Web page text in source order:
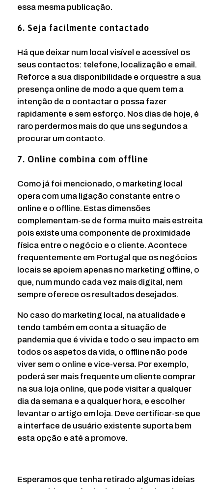
essa mesma publicação.
6. Seja facilmente contactado
Há que deixar num local visível e acessível os
seus contactos: telefone, localização e email.
Reforce a sua disponibilidade e orquestre a sua
presença online de modo a que quem tem a
intenção de o contactar o possa fazer
rapidamente e sem esforço. Nos dias de hoje, é
raro perdermos mais do que uns segundos a
procurar um contacto.
7. Online combina com offline
Como já foi mencionado, o marketing local
opera com uma ligação constante entre o
online e o offline. Estas dimensões
complementam-se de forma muito mais estreita
pois existe uma componente de proximidade
física entre o negócio e o cliente. Acontece
frequentemente em Portugal que os negócios
locais se apoiem apenas no marketing offline, o
que, num mundo cada vez mais digital, nem
sempre oferece os resultados desejados.
No caso do marketing local, na atualidade e
tendo também em conta a situação de
pandemia que é vivida e todo o seu impacto em
todos os aspetos da vida, o offline não pode
viver sem o online e vice-versa. Por exemplo,
poderá ser mais frequente um cliente comprar
na sua loja online, que pode visitar a qualquer
dia da semana e a qualquer hora, e escolher
levantar o artigo em loja. Deve certificar-se que
a interface de usuário existente suporta bem
esta opção e até a promove.
Esperamos que tenha retirado algumas ideias